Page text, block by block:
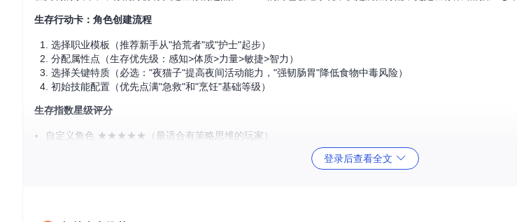
生存行动卡：角色创建流程
选择职业模板（推荐新手从"拾荒者"或"护士"起步）
分配属性点（生存优先级：感知>体质>力量>敏捷>智力）
选择关键特质（必选："夜猫子"提高夜间活动能力，"强韧肠胃"降低食物中毒风险）
初始技能配置（优先点满"急救"和"烹饪"基础等级）
生存指数星级评分
自定义角色 ★★★★★（最适合有策略思维的玩家）
登录后查看全文